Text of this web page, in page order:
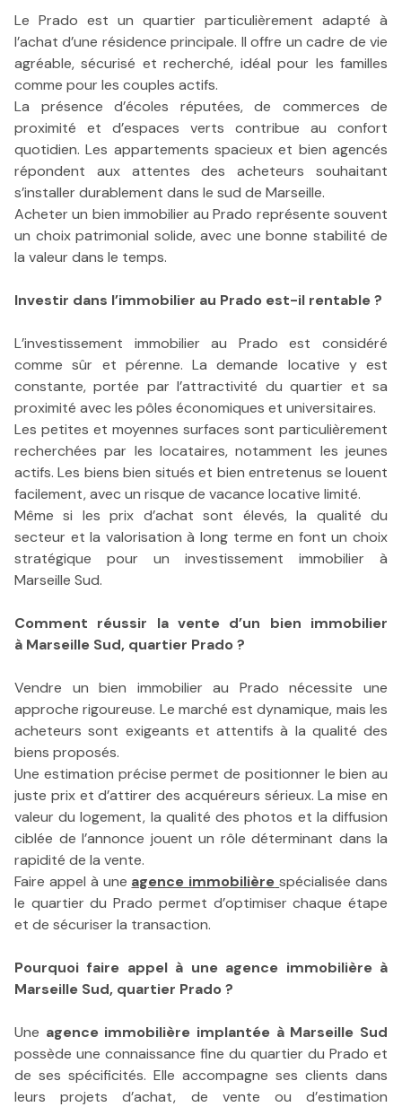
Le Prado est un quartier particulièrement adapté à
l’achat d’une résidence principale. Il offre un cadre de vie
agréable, sécurisé et recherché, idéal pour les familles
comme pour les couples actifs.
La présence d’écoles réputées, de commerces de
proximité et d’espaces verts contribue au confort
quotidien. Les appartements spacieux et bien agencés
répondent aux attentes des acheteurs souhaitant
s’installer durablement dans le sud de Marseille.
Acheter un bien immobilier au Prado représente souvent
un choix patrimonial solide, avec une bonne stabilité de
la valeur dans le temps.
Investir dans l’immobilier au Prado est-il rentable ?
L’investissement immobilier au Prado est considéré
comme sûr et pérenne. La demande locative y est
constante, portée par l’attractivité du quartier et sa
proximité avec les pôles économiques et universitaires.
Les petites et moyennes surfaces sont particulièrement
recherchées par les locataires, notamment les jeunes
actifs. Les biens bien situés et bien entretenus se louent
facilement, avec un risque de vacance locative limité.
Même si les prix d’achat sont élevés, la qualité du
secteur et la valorisation à long terme en font un choix
stratégique pour un investissement immobilier à
Marseille Sud.
Comment réussir la vente d’un bien immobilier
à Marseille Sud, quartier Prado ?
Vendre un bien immobilier au Prado nécessite une
approche rigoureuse. Le marché est dynamique, mais les
acheteurs sont exigeants et attentifs à la qualité des
biens proposés.
Une estimation précise permet de positionner le bien au
juste prix et d’attirer des acquéreurs sérieux. La mise en
valeur du logement, la qualité des photos et la diffusion
ciblée de l’annonce jouent un rôle déterminant dans la
rapidité de la vente.
Faire appel à une agence immobilière spécialisée dans
le quartier du Prado permet d’optimiser chaque étape
et de sécuriser la transaction.
Pourquoi faire appel à une agence immobilière à
Marseille Sud, quartier Prado ?
Une agence immobilière implantée à Marseille Sud
possède une connaissance fine du quartier du Prado et
de ses spécificités. Elle accompagne ses clients dans
leurs projets d’achat, de vente ou d’estimation